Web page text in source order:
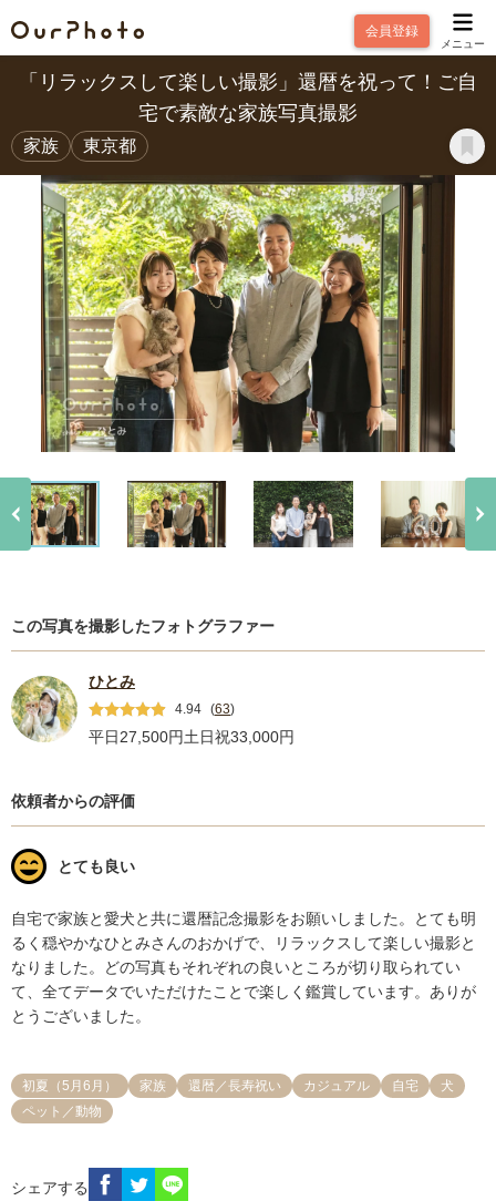
会員登録
メニュー
「リラックスして楽しい撮影」還暦を祝って！ご自
宅で素敵な家族写真撮影
家族 東京都
この写真を撮影したフォトグラファー
ひとみ
4.94 (63)
平日27,500円土日祝33,000円
依頼者からの評価
とても良い
自宅で家族と愛犬と共に還暦記念撮影をお願いしました。とても明
るく穏やかなひとみさんのおかげで、リラックスして楽しい撮影と
なりました。どの写真もそれぞれの良いところが切り取られてい
て、全てデータでいただけたことで楽しく鑑賞しています。ありが
とうございました。
初夏（5月6月） 家族 還暦／長寿祝い カジュアル 自宅
犬
ペット／動物
シェアする